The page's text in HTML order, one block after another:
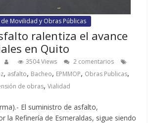
Movilidad y Obras Públicas
ralentiza el avance
en Quito
3504 Views
2 comentarios
, asfalto, Bacheo, EPMMOP, Obras Publicas,
de obras,Vialidad
El suministro de asfalto,
la Refinería de Esmeraldas, sigue siendo